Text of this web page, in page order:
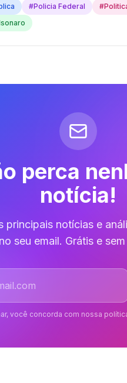
#Policia Federal #
perca
notícia!
principais notícias e
no seu email. Grátis e
email
você concorda com nossa